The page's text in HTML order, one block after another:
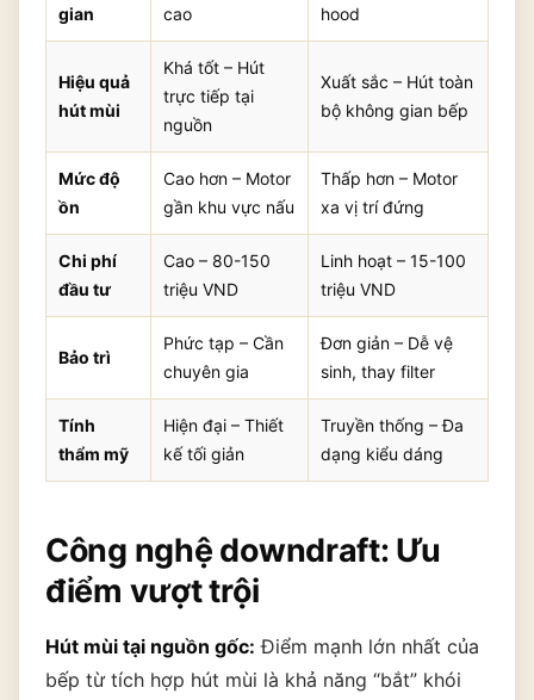
gian
cao
hood
Hiệu quả
hút mùi
Khá tốt – Hút
trực tiếp tại
nguồn
Xuất sắc – Hút toàn
bộ không gian bếp
Mức độ
ồn
Cao hơn – Motor
gần khu vực nấu
Thấp hơn – Motor
xa vị trí đứng
Chi phí
đầu tư
Cao – 80-150
triệu VND
Linh hoạt – 15-100
triệu VND
Bảo trì
Phức tạp – Cần
chuyên gia
Đơn giản – Dễ vệ
sinh, thay filter
Tính
thẩm mỹ
Hiện đại – Thiết
kế tối giản
Truyền thống – Đa
dạng kiểu dáng
Công nghệ downdraft: Ưu
điểm vượt trội
Hút mùi tại nguồn gốc: Điểm mạnh lớn nhất của
bếp từ tích hợp hút mùi là khả năng “bắt” khói